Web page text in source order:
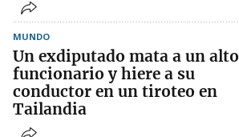
MUNDO
Un exdiputado mata a un alto
funcionario y hiere a su
conductor en un tiroteo en
Tailandia